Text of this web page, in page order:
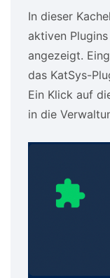
In dieser
aktiven
angezeigt.
das KatSys-
Ein Klick auf
in die